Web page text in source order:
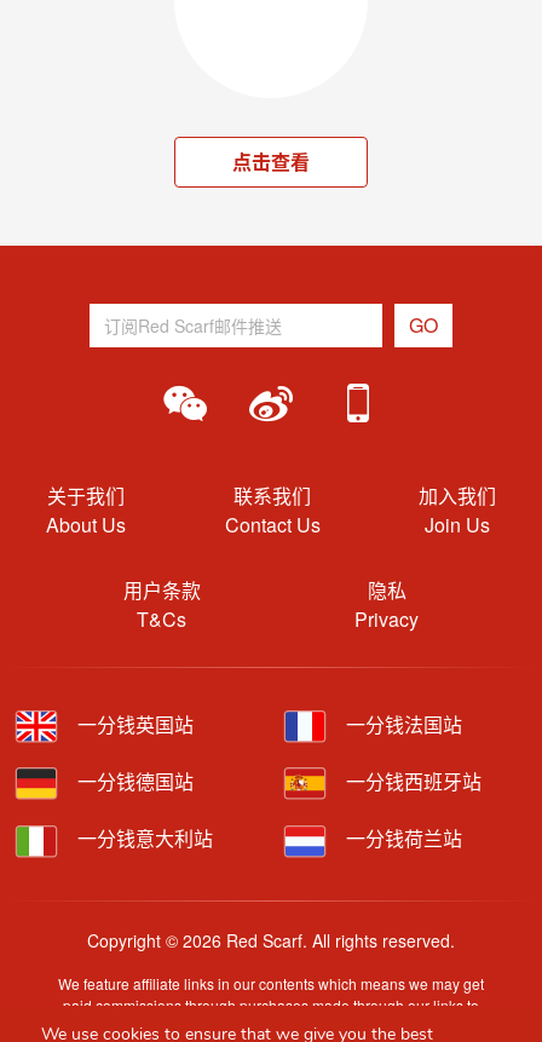
点击查看
关于我们
About Us
联系我们
Contact Us
加入我们
Join Us
用户条款
T&Cs
隐私
Privacy
一分钱英国站 一分钱法国站
一分钱德国站 一分钱西班牙站
一分钱意大利站 一分钱荷兰站
Copyright © 2026 Red Scarf. All rights reserved.
We feature affiliate links in our contents which means we may get
paid commissions through purchases made through our links to
retailer sites.
We use cookies to ensure that we give you the best